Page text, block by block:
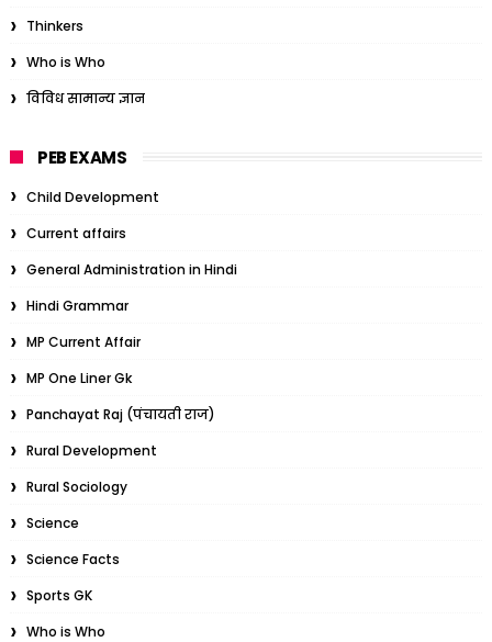
Thinkers
Who is Who
विविध सामान्य ज्ञान
PEB EXAMS
Child Development
Current affairs
General Administration in Hindi
Hindi Grammar
MP Current Affair
MP One Liner Gk
Panchayat Raj (पंचायती राज)
Rural Development
Rural Sociology
Science
Science Facts
Sports GK
Who is Who